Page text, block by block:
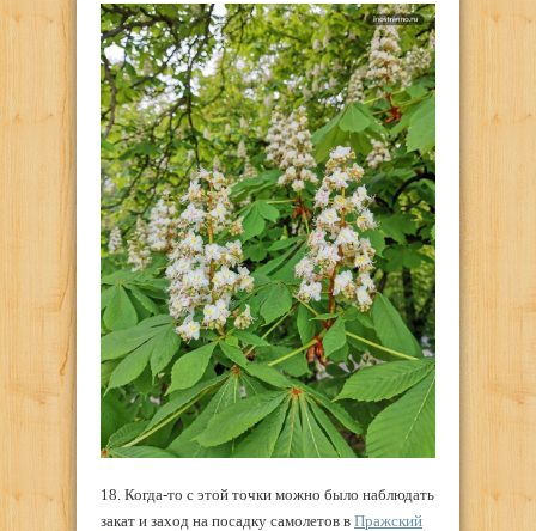
18. Когда-то с этой точки можно было наблюдать
закат и заход на посадку самолетов в Пражский